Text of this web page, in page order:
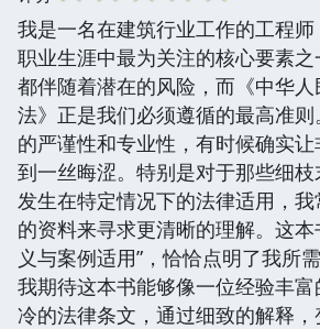
我是一名在建筑行业工作的工程
职业生涯中最为关注的核心要素之
都伴随着潜在的风险，而《中华
法》正是我们必须遵循的最高准
的严谨性和专业性，有时候确实
到一丝晦涩。特别是对于那些细
发生在特定情况下的法律适用，
的资料来寻求更清晰的理解。这本
义与案例适用”，恰恰点明了我所
我期待这本书能够像一位经验丰
冷的法律条文，通过细致的解释